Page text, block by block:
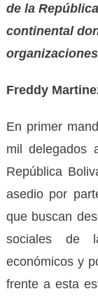
de la
continental
Freddy
En primer
mil delegados
República
asedio por
que buscan
sociales de
económicos y
frente a esta